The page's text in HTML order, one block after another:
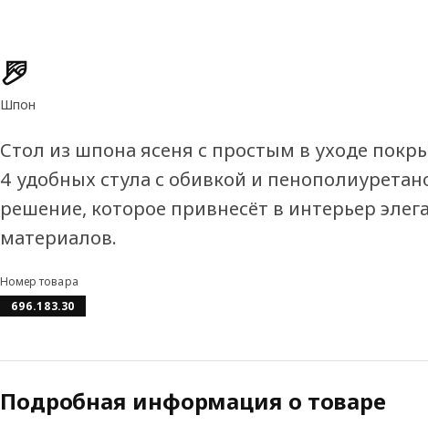
Характеристики товара
Шпон
Стол из шпона ясеня с простым в уходе
4 удобных стула с обивкой и
решение, которое привнесёт в интерьер
материалов.
Номер товара
696.183.30
Подробная информация о товаре